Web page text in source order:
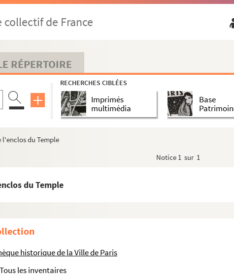
collectif de France
RÉPERTOIRE
RECHERCHES CIBLÉES
Imprimés
multimédia
Base
l'enclos du Temple
Notice 1 sur 1
du Temple
historique de la Ville de Paris
Tous les inventaires